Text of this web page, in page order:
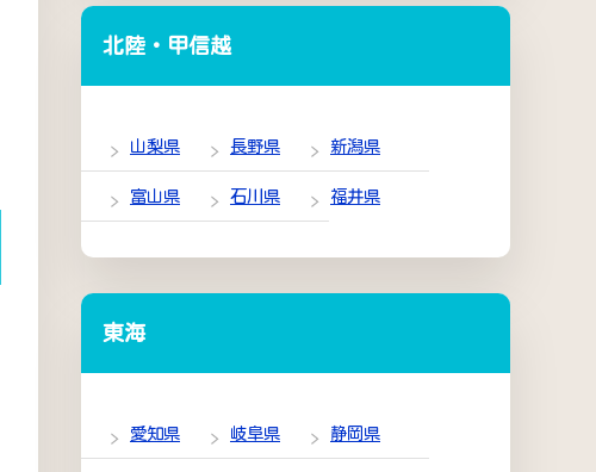
北陸・甲信越
山梨県 長野県 新潟県
富山県 石川県 福井県
東海
愛知県 岐阜県 静岡県